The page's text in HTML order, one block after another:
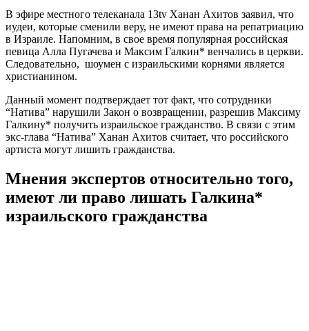
В эфире местного телеканала 13tv Ханан Ахитов заявил, что
иудеи, которые сменили веру, не имеют права на репатриацию
в Израиле. Напомним, в свое время популярная российская
певица Алла Пугачева и Максим Галкин* венчались в церкви.
Следовательно, шоумен с израильскими корнями является
христианином.
Данный момент подтверждает тот факт, что сотрудники
“Натива” нарушили Закон о возвращении, разрешив Максиму
Галкину* получить израильское гражданство. В связи с этим
экс-глава “Натива” Ханан Ахитов считает, что российского
артиста могут лишить гражданства.
Мнения экспертов относительно того,
имеют ли право лишать Галкина*
израильского гражданства